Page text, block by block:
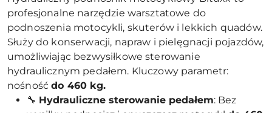
profesjonalne narzędzie warsztatowe do
podnoszenia motocykli, skuterów i lekkich quadów.
Służy do konserwacji, napraw i pielęgnacji pojazdów,
umożliwiając bezwysiłkowe sterowanie
hydraulicznym pedałem. Kluczowy parametr:
nośnośćdo 460 kg.
🔧 Hydrauliczne sterowanie pedałem: Bez